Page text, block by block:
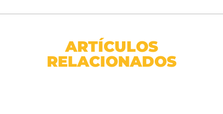
ARTÍCULOS
RELACIONADOS